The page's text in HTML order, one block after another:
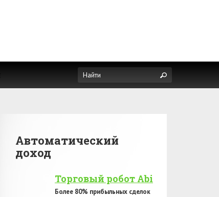
Автоматический
доход
Торговый робот Abi
Более 80% прибыльных сделок